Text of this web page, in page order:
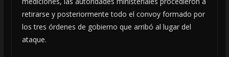
retirarse y posteriormente todo el convoy formado por
los tres órdenes de gobierno que arribó al lugar del
ataque.